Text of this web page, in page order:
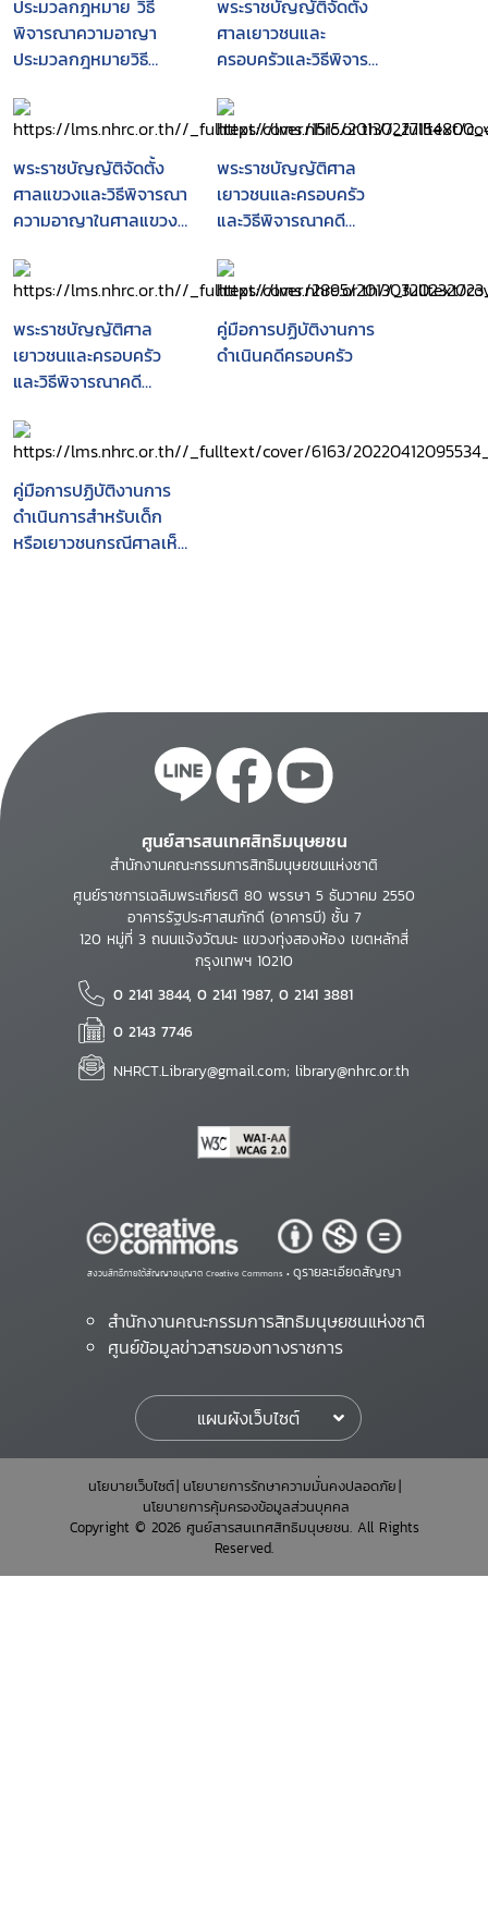
ประมวลกฎหมาย วิธี
พิจารณาความอาญา
ประมวลกฎหมายวิธี
ธรรมนูญศาลยุติธรรม
กฎระเบียบข้อบังคับที่
สำคัญ พ.ศ. 2548-2550
พระราชบัญญัติจัดตั้ง
ศาลเยาวชนและ
ครอบครัวและวิธีพิจารณา
พ.ศ. 2534, พ.ร.บ. พระ
ธรรมนูญศาลยุติธรรม
พ.ศ. 2543, พ.ร.บ. จัดตั้ง
ศาลแขวงและวิธีพิจารณา
ความอาญาในศาลแขวง
วิธีพิจารณาความอาญา
ในศาลแขวงมาใช้บังคับใน
ศาลจังหวัดพ.ศ. 2520
พระราชบัญญัติจัดตั้ง
ศาลแขวงและวิธีพิจารณา
ความอาญาในศาลแขวง
บรรทัดฐานคำพิพากษา
ศาลฎีกา
พระราชบัญญัติศาล
เยาวชนและครอบครัว
และวิธีพิจารณาคดี
พ.ศ. 2553 พร้อมทั้งสรุป
สาระสำคัญ ประวัติ ความ
เป็นมา กระบวนการ และ
ขั้นตอนในการตราพระราช
พระราชบัญญัติศาล
เยาวชนและครอบครัว
และวิธีพิจารณาคดี
พ.ศ.2553
คู่มือการปฏิบัติงานการ
ดำเนินคดีครอบครัว
คู่มือการปฏิบัติงานการ
ดำเนินการสำหรับเด็ก
หรือเยาวชนกรณีศาลเห็น
ศูนย์สารสนเทศสิทธิมนุษยชน
สำนักงานคณะกรรมการสิทธิมนุษยชนแห่งชาติ
ศูนย์ราชการเฉลิมพระเกียรติ 80 พรรษา 5 ธันวาคม 2550
อาคารรัฐประศาสนภักดี (อาคารบี) ชั้น 7
120 หมู่ที่ 3 ถนนแจ้งวัฒนะ แขวงทุ่งสองห้อง เขตหลักสี่
กรุงเทพฯ 10210
0 2141 3844, 0 2141 1987, 0 2141 3881
0 2143 7746
NHRCT.Library@gmail.com; library@nhrc.or.th
สงวนสิทธิ์ภายใต้สัญญาอนุญาต Creative Commons • ดูรายละเอียดสัญญา
สำนักงานคณะกรรมการสิทธิมนุษยชนแห่งชาติ
ศูนย์ข้อมูลข่าวสารของทางราชการ
แผนผังเว็บไซต์
นโยบายเว็บไซต์ นโยบายการรักษาความมั่นคงปลอดภัย
นโยบายการคุ้มครองข้อมูลส่วนบุคคล
Copyright © 2026 ศูนย์สารสนเทศสิทธิมนุษยชน. All Rights
Reserved.